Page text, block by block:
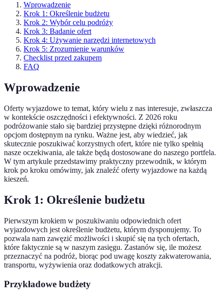
Wprowadzenie
Krok 1: Określenie budżetu
Krok 2: Wybór celu podróży
Krok 3: Badanie ofert
Krok 4: Używanie narzędzi internetowych
Krok 5: Zrozumienie warunków
Checklist przed zakupem
FAQ
Wprowadzenie
Oferty wyjazdowe to temat, który wielu z nas interesuje, zwłaszcza
w kontekście oszczędności i efektywności. Z 2026 roku
podróżowanie stało się bardziej przystępne dzięki różnorodnym
opcjom dostępnym na rynku. Ważne jest, aby wiedzieć, jak
skutecznie poszukiwać korzystnych ofert, które nie tylko spełnią
nasze oczekiwania, ale także będą dostosowane do naszego portfela.
W tym artykule przedstawimy praktyczny przewodnik, w którym
krok po kroku omówimy, jak znaleźć oferty wyjazdowe na każdą
kieszeń.
Krok 1: Określenie budżetu
Pierwszym krokiem w poszukiwaniu odpowiednich ofert
wyjazdowych jest określenie budżetu, którym dysponujemy. To
pozwala nam zawęzić możliwości i skupić się na tych ofertach,
które faktycznie są w naszym zasięgu. Zastanów się, ile możesz
przeznaczyć na podróż, biorąc pod uwagę koszty zakwaterowania,
transportu, wyżywienia oraz dodatkowych atrakcji.
Przykładowe budżety